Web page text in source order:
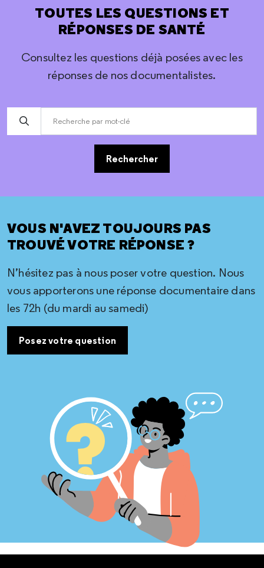
TOUTES LES QUESTIONS ET
RÉPONSES DE SANTÉ
Consultez les questions déjà posées avec les
réponses de nos documentalistes.
Rechercher
VOUS N'AVEZ TOUJOURS PAS
TROUVÉ VOTRE RÉPONSE ?
N’hésitez pas à nous poser votre question. Nous
vous apporterons une réponse documentaire dans
les 72h (du mardi au samedi)
Posez votre question